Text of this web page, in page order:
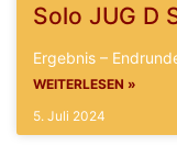
Solo JUG D
Ergebnis –
WEITERLESEN »
5. Juli 2024